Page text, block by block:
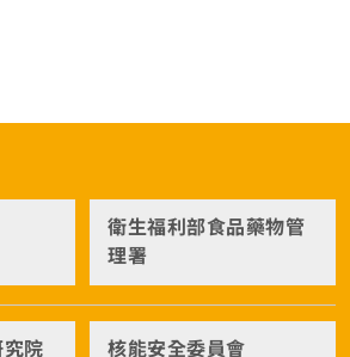
為主，減少餃類、丸類、油條、加
的生活方式。 成人每週可逐步累積
強度身體活動，例如快走、騎腳踏
力訓練，以維持肌肉與體能。 建議
及腰圍，觀察數週的整體趨勢，不
動而過度節食。睡眠不足、壓力、
，都可能造成短期體重起伏。 從下
至林口校區參加健康檢查。 2. 嘉
(嘉義長庚分機 2096)。 3. 高雄
繳交謝淑娟小姐 (高雄長庚分機 81
衛生福利部食品藥物管
理署
院 核能安全委員會